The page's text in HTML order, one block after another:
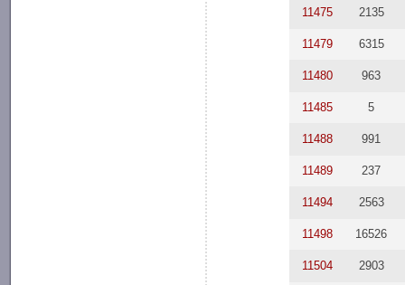
11475 2135
11479 6315
11480 963
11485 5
11488 991
11489 237
11494 2563
11498 16526
11504 2903